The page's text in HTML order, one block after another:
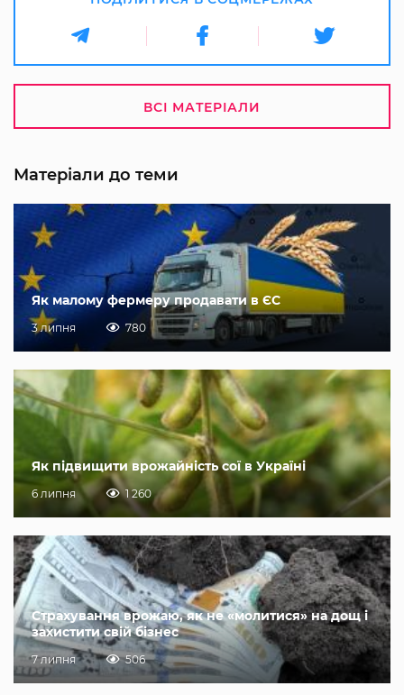
ВСІ МАТЕРІАЛИ
Матеріали до теми
Як малому фермеру продавати в ЄС
3 липня 780
Як підвищити врожайність сої в Україні
6 липня 1 260
Страхування врожаю, як не «молитися» на дощ і
захистити свій бізнес
7 липня 506